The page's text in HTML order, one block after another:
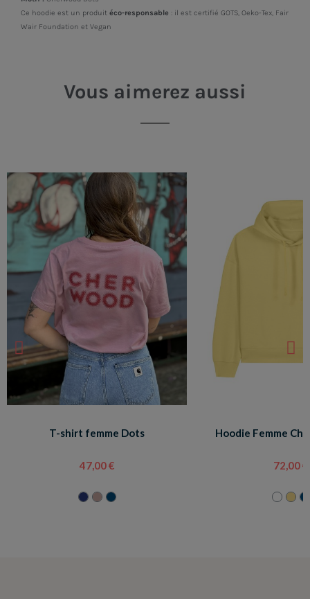
Ce hoodie est un produit éco-responsable : il est certifié GOTS, Oeko-Tex, Fair
Wair Foundation et Vegan
Vous aimerez aussi
T-shirt femme Dots
47,00 €
Hoodie Femme
72,00 €